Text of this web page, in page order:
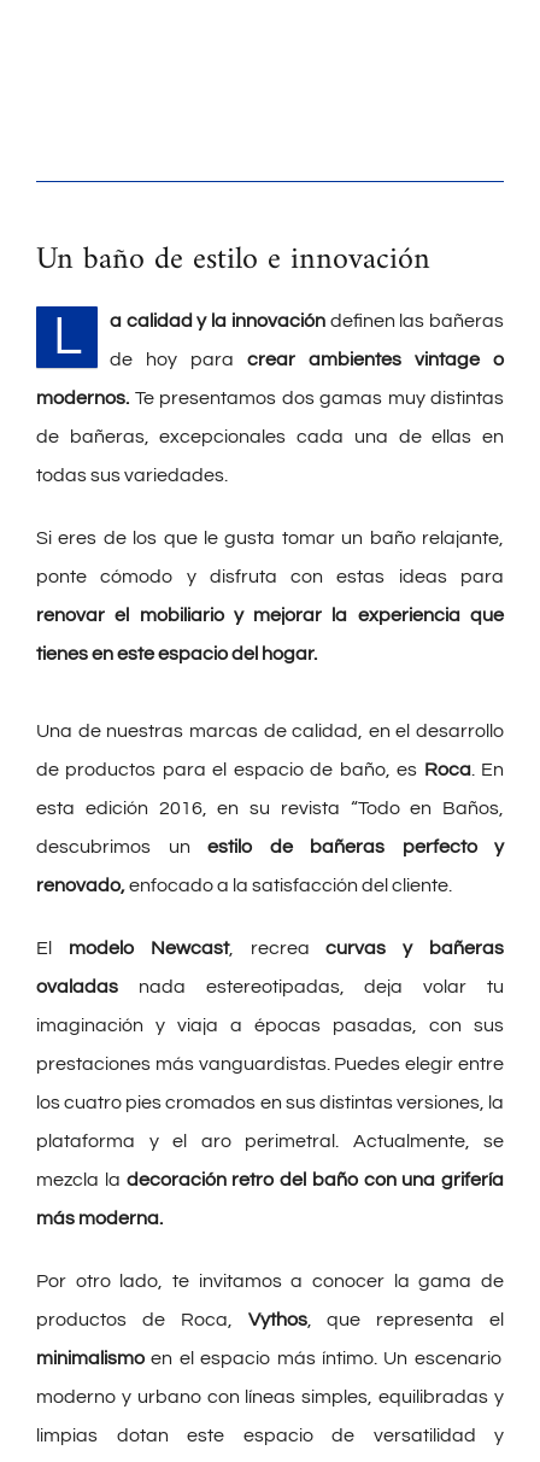
Un baño de estilo e innovación
L a calidad y la innovacióndefinen las bañeras
de hoy para crear ambientes vintage o
modernos. Te presentamos dos gamas muy distintas
de bañeras, excepcionales cada una de ellas en
todas sus variedades.
Si eres de los que le gusta tomar un baño relajante,
ponte cómodo y disfruta con estas ideas para
renovar el mobiliario y mejorar la experiencia que
tienes en este espacio del hogar.
Una de nuestras marcas de calidad, en el desarrollo
de productos para el espacio de baño, es Roca. En
esta edición 2016, en su revista “Todo en Baños,
descubrimos un estilo de bañeras perfecto y
renovado,enfocado a la satisfacción del cliente.
El modelo Newcast, recreacurvas y bañeras
ovaladas nada estereotipadas, deja volar tu
imaginación y viaja a épocas pasadas, con sus
prestaciones más vanguardistas. Puedes elegir entre
los cuatro pies cromados en sus distintas versiones, la
plataforma y el aro perimetral. Actualmente, se
mezcla la decoración retro del baño con una grifería
más moderna.
Por otro lado, te invitamos a conocer la gama de
productos de Roca, Vythos, que representa el
minimalismoen el espacio más íntimo. Un escenario
moderno y urbano con líneas simples, equilibradas y
limpias dotan este espacio de versatilidad y